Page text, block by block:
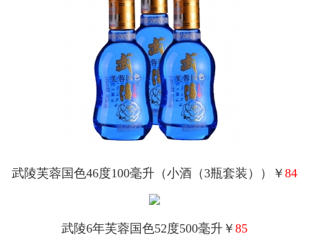
武陵芙蓉国色46度100毫升（小酒（3瓶套装））￥ 84
武陵6年芙蓉国色52度500毫升￥ 85